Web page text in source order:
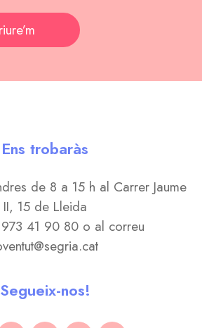
Ens trobaràs
de 8 a 15 h al Carrer Jaume
II, 15 de Lleida
41 90 80 o al correu
Segueix-nos!